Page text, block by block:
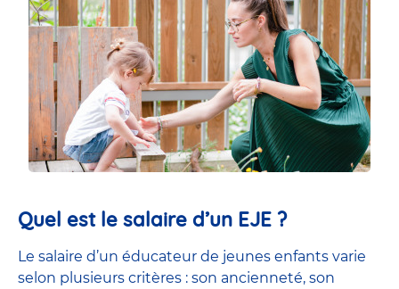
Quel est le salaire d’un EJE ?
Le salaire d’un éducateur de jeunes enfants varie
selon plusieurs critères : son ancienneté, son